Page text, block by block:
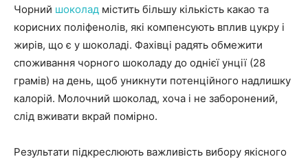
Чорний шоколад містить більшу кількість какао та
корисних поліфенолів, які компенсують вплив цукру і
жирів, що є у шоколаді. Фахівці радять обмежити
споживання чорного шоколаду до однієї унції (28
грамів) на день, щоб уникнути потенційного надлишку
калорій. Молочний шоколад, хоча і не заборонений,
слід вживати вкрай помірно.
Результати підкреслюють важливість вибору якісного